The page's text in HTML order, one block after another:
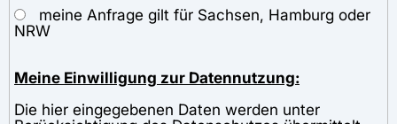
meine Anfrage gilt für Sachsen, Hamburg oder
NRW
Meine Einwilligung zur Datennutzung:
Die hier eingegebenen Daten werden unter